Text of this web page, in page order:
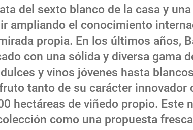
del sexto blanco de la casa y
ampliando el conocimiento
propia. En los últimos años,
con una sólida y diversa gama
y vinos jóvenes hasta
tanto de su carácter
hectáreas de viñedo propio. Este
como una propuesta